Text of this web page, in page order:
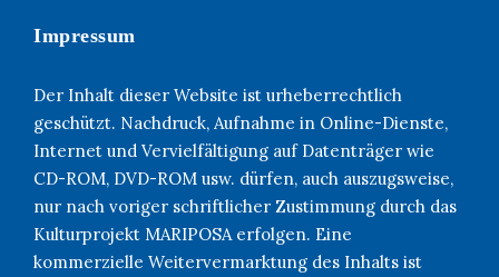
Impressum
Der Inhalt dieser Website ist urheberrechtlich
geschützt. Nachdruck, Aufnahme in Online-Dienste,
Internet und Vervielfältigung auf Datenträger wie
CD-ROM, DVD-ROM usw. dürfen, auch auszugsweise,
nur nach voriger schriftlicher Zustimmung durch das
Kulturprojekt MARIPOSA erfolgen. Eine
kommerzielle Weitervermarktung des Inhalts ist